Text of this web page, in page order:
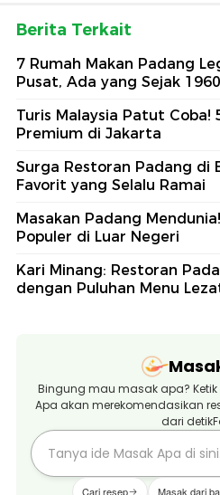
Berita Terkait
7 Rumah Makan Padang
Pusat, Ada yang Sejak 1960
Turis Malaysia Patut Coba!
Premium di Jakarta
Surga Restoran Padang di
Favorit yang Selalu Ramai
Masakan Padang
Populer di Luar Negeri
Kari Minang: Restoran
dengan Puluhan Menu
Bingung mau masak apa?
Apa akan merekomendasikan
dari
Cari resep Masak dari